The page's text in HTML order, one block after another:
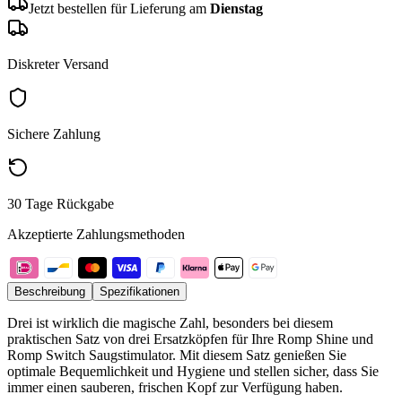
Jetzt bestellen für Lieferung am Dienstag
Diskreter Versand
Sichere Zahlung
30 Tage Rückgabe
Akzeptierte Zahlungsmethoden
Beschreibung Spezifikationen
Drei ist wirklich die magische Zahl, besonders bei diesem
praktischen Satz von drei Ersatzköpfen für Ihre Romp Shine und
Romp Switch Saugstimulator. Mit diesem Satz genießen Sie
optimale Bequemlichkeit und Hygiene und stellen sicher, dass Sie
immer einen sauberen, frischen Kopf zur Verfügung haben.